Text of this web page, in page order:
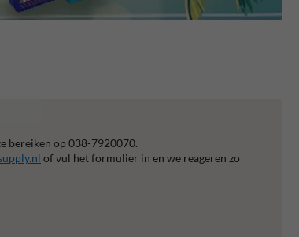
bereiken op 038-7920070.
of vul het formulier in en we reageren zo